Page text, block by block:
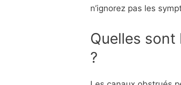
n’ignorez pas les
Quelles sont
?